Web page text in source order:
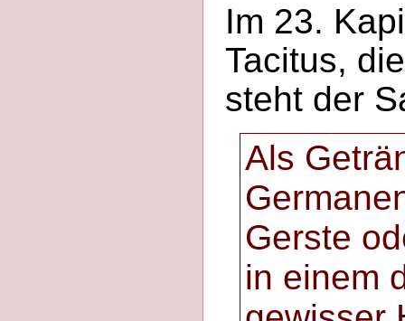
Im 23.
Tacitus,
steht der
Als
Gerste
in einem